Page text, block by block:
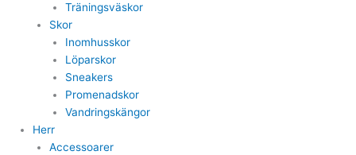
Träningsväskor
Skor
Inomhusskor
Löparskor
Sneakers
Promenadskor
Vandringskängor
Herr
Accessoarer